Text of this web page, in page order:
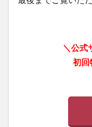
＼公式
初回